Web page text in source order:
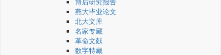
燕大毕业论文
北大文库
名家专藏
革命文献
数字特藏